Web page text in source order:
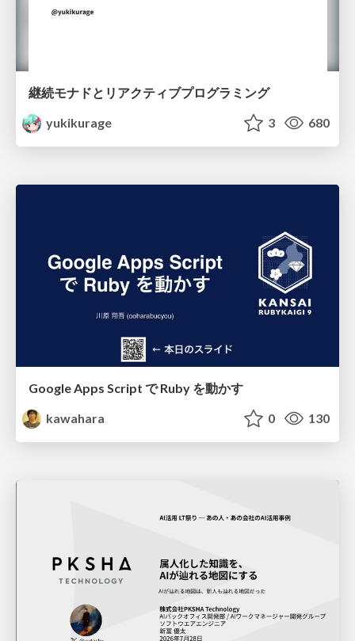
継続モナドとリアクティブプログラミング
yukikurage
3 680
Google Apps Script で Ruby を動かす
kawahara
0 130